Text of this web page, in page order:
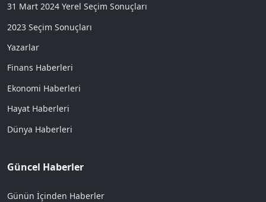
31 Mart 2024 Yerel Seçim Sonuçları
2023 Seçim Sonuçları
Yazarlar
Finans Haberleri
Ekonomi Haberleri
Hayat Haberleri
Dünya Haberleri
Güncel Haberler
Günün İçinden Haberler